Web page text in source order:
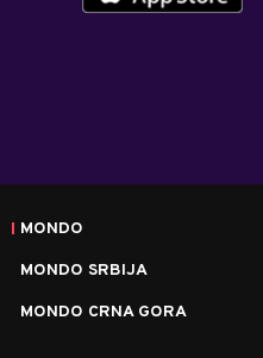
MONDO
MONDO SRBIJA
MONDO CRNA GORA